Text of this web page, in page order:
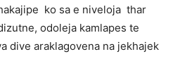
ko sa e niveloja thar
odoleja kamlapes te
dive araklagovena na jekhajek